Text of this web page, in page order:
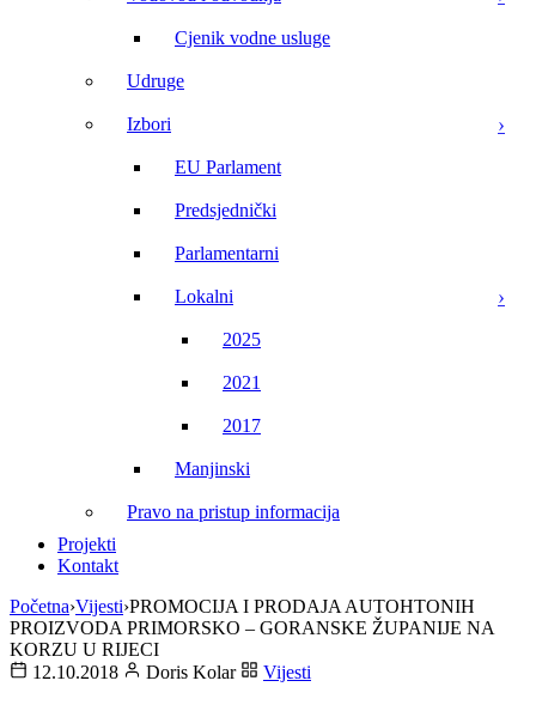
Cjenik vodne usluge
Udruge
Izbori
EU Parlament
Predsjednički
Parlamentarni
Lokalni
2025
2021
2017
Manjinski
Pravo na pristup informacija
Projekti
Kontakt
Početna›Vijesti›PROMOCIJA I PRODAJA AUTOHTONIH
PROIZVODA PRIMORSKO – GORANSKE ŽUPANIJE NA
KORZU U RIJECI
12.10.2018
Doris Kolar Vijesti